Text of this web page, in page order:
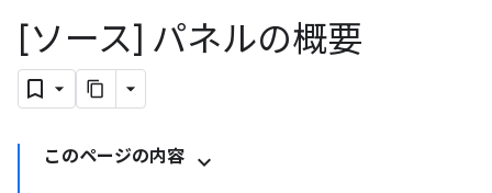
[ソース] パネルの概要
このページの内容